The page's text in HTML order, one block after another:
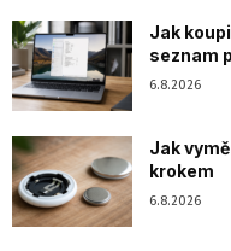
Jak
seznam
6.8.2026
Jak
krokem
6.8.2026